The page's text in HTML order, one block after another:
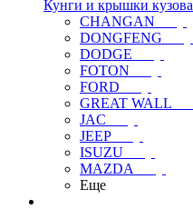
Кунги и крышки кузова
CHANGAN
DONGFENG
DODGE
FOTON
FORD
GREAT WALL
JAC
JEEP
ISUZU
MAZDA
Еще